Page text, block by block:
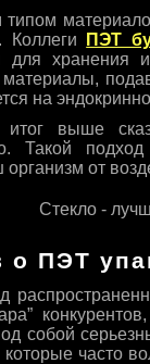
Коллеги
ПЭТ
для хранения
на
итог выше
Такой
от
ПЭТ
собой
часто